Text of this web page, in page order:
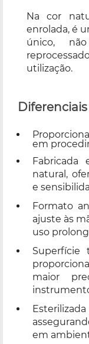
Na cor
enrolada, é
único,
utilização.
em
Fabricada
natural,
e
Formato
ajuste às
uso
Superfície
maior
em